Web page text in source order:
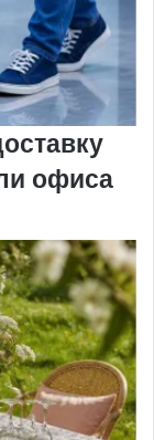
офиса